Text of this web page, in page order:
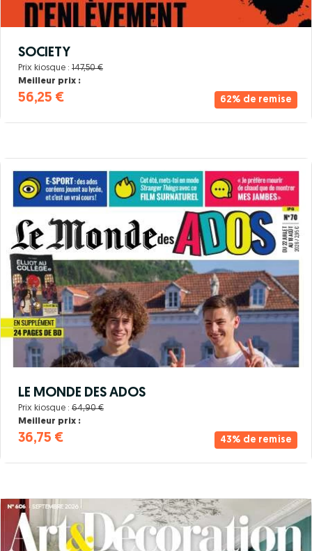
62% de remise
SOCIETY
Prix kiosque : 147,50 €
Meilleur prix :
56,25 €
43% de remise
LE MONDE DES ADOS
Prix kiosque : 64,90 €
Meilleur prix :
36,75 €